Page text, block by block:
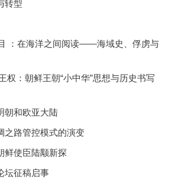
转型
：在海洋之间阅读——海域史、俘虏与
权：朝鲜王朝“小中华”思想与历史书写
朝和欧亚大陆
之路管控模式的演变
鲜使臣陆颙新探
坛征稿启事